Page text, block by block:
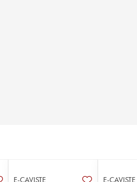
E-CAVISTE E-CAVISTE